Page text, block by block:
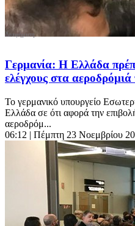
Γερμανία: Η Ελλάδα
ελέγχους στα αεροδρόμιά
Το γερμανικό υπουργείο
Ελλάδα σε ότι αφορά την
αεροδρόμ...
06:12 | Πέμπτη 23 Νοεμβρίου